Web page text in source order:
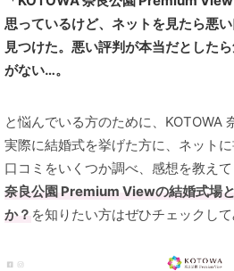
思っているけど、ネットを見たら悪
見つけた。悪い評判が本当だとした
がない…。
と悩んでいる方のために、KOTOWA
実際に結婚式を挙げた方に、ネット
口コミをいくつか調べ、感想を教えて
奈良公園 Premium Viewの結婚式場
か？ を知りたい方はぜひチェックして